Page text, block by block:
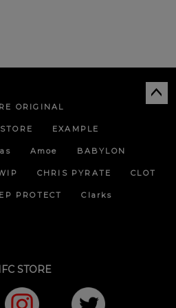
ORIGINAL
EXAMPLE
Amoe BABYLON
CHRIS PYRATE CLOT
PROTECT Clarks
STORE